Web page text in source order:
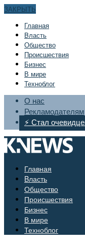
ЗАКРЫТЬ
Главная
Bласть
Общество
Происшествия
Бизнес
В мире
Техноблог
О нас
Рекламодателям
⚡ Стал
Главная
Bласть
Общество
Происшествия
Бизнес
В мире
Техноблог